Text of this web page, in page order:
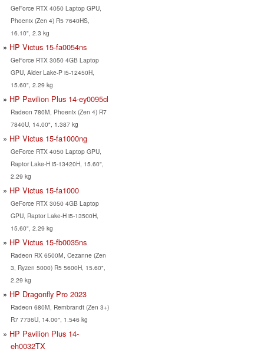
GeForce RTX 4050 Laptop GPU,
Phoenix (Zen 4) R5 7640HS,
16.10", 2.3 kg
HP Victus 15-fa0054ns
GeForce RTX 3050 4GB Laptop
GPU, Alder Lake-P i5-12450H,
15.60", 2.29 kg
HP Pavilion Plus 14-ey0095cl
Radeon 780M, Phoenix (Zen 4) R7
7840U, 14.00", 1.387 kg
HP Victus 15-fa1000ng
GeForce RTX 4050 Laptop GPU,
Raptor Lake-H i5-13420H, 15.60",
2.29 kg
HP Victus 15-fa1000
GeForce RTX 3050 4GB Laptop
GPU, Raptor Lake-H i5-13500H,
15.60", 2.29 kg
HP Victus 15-fb0035ns
Radeon RX 6500M, Cezanne (Zen
3, Ryzen 5000) R5 5600H, 15.60",
2.29 kg
HP Dragonfly Pro 2023
Radeon 680M, Rembrandt (Zen 3+)
R7 7736U, 14.00", 1.546 kg
HP Pavilion Plus 14-
eh0032TX